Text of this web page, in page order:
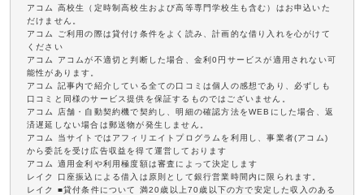
アコム 高校生（定時制高校生および高等専門学校生も含む）はお申込いた
だけません。
アコム ご利用の際は貸付け条件をよく読み、計画的な借り入れを心がけて
ください
アコム アコムが不適切と判断した場合、金利0円サービスが適用されない可
能性があります。
アコム 記事内で紹介している全ての口コミは個人の感想であり、必ずしも
口コミと同様のサービス提供を保証するものではございません。
アコム 店舗・自動契約機で契約し、明細の確認方法をWEBにした場合、返
済遅延しない場合は郵送物が発生しません。
アコム 当サイトではアフィリエイトプログラムを利用し、事業者(アコム)
から委託を受け広告収益を得て運営しております
アコム 適用金利や利用極度額は審査によって決定します
レイク 口座振込による借入は原則として銀行営業時間内に限られます。
レイク ■貸付条件について 満20歳以上70歳以下の方で安定した収入のある